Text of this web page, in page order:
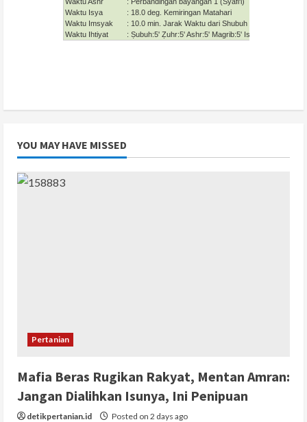
YOU MAY HAVE MISSED
Pertanian
Mafia Beras Rugikan Rakyat, Mentan Amran:
Jangan Dialihkan Isunya, Ini Penipuan
detikpertanian.id Posted on 2 days ago